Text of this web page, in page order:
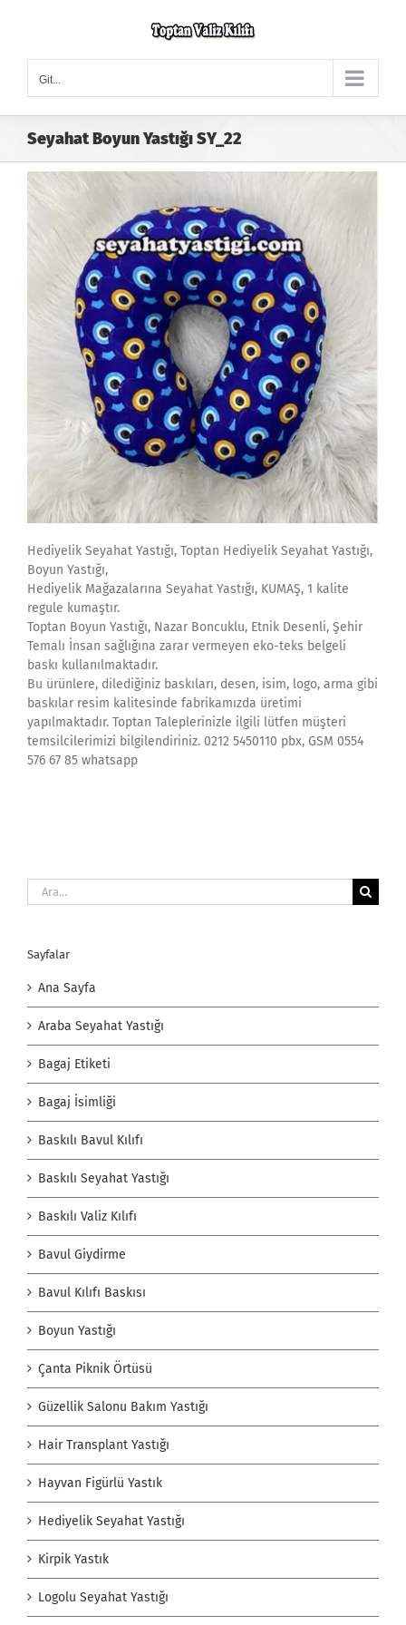
Git...
Seyahat Boyun Yastığı SY_22
Hediyelik Seyahat Yastığı, Toptan Hediyelik Seyahat Yastığı,
Boyun Yastığı,
Hediyelik Mağazalarına Seyahat Yastığı, KUMAŞ, 1 kalite
regule kumaştır.
Toptan Boyun Yastığı, Nazar Boncuklu, Etnik Desenli, Şehir
Temalı İnsan sağlığına zarar vermeyen eko-teks belgeli
baskı kullanılmaktadır.
Bu ürünlere, dilediğiniz baskıları, desen, isim, logo, arma gibi
baskılar resim kalitesinde fabrikamızda üretimi
yapılmaktadır. Toptan Taleplerinizle ilgili lütfen müşteri
temsilcilerimizi bilgilendiriniz. 0212 5450110 pbx, GSM 0554
576 67 85 whatsapp
Ara:
Sayfalar
Ana Sayfa
Araba Seyahat Yastığı
Bagaj Etiketi
Bagaj İsimliği
Baskılı Bavul Kılıfı
Baskılı Seyahat Yastığı
Baskılı Valiz Kılıfı
Bavul Giydirme
Bavul Kılıfı Baskısı
Boyun Yastığı
Çanta Piknik Örtüsü
Güzellik Salonu Bakım Yastığı
Hair Transplant Yastığı
Hayvan Figürlü Yastık
Hediyelik Seyahat Yastığı
Kirpik Yastık
Logolu Seyahat Yastığı